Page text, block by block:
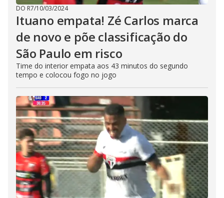
DO R7/10/03/2024
Ituano empata! Zé Carlos marca
de novo e põe classificação do
São Paulo em risco
Time do interior empata aos 43 minutos do segundo
tempo e colocou fogo no jogo